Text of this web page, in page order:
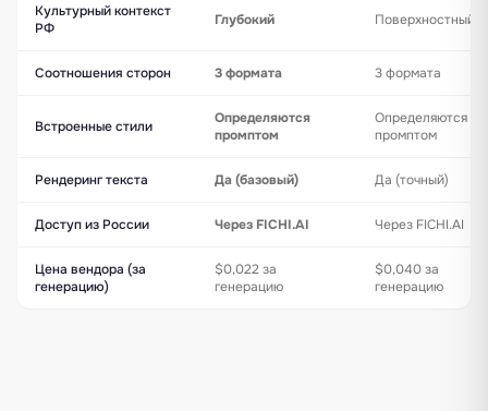
Культурный контекст
РФ
Глубокий Поверхностный
Соотношения сторон 3 формата 3 формата
Встроенные стили
Определяются
промптом
Определяются
промптом
Рендеринг текста Да (базовый) Да (точный)
Доступ из России Через FICHI.AI Через FICHI.AI
Цена вендора (за
генерацию)
$0,022 за
генерацию
$0,040 за
генерацию